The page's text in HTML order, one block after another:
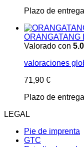
Plazo de
ORANGATANG
Valorado con
valoraciones
71,90 €
Plazo de
LEGAL
Pie de imprenta
GTC